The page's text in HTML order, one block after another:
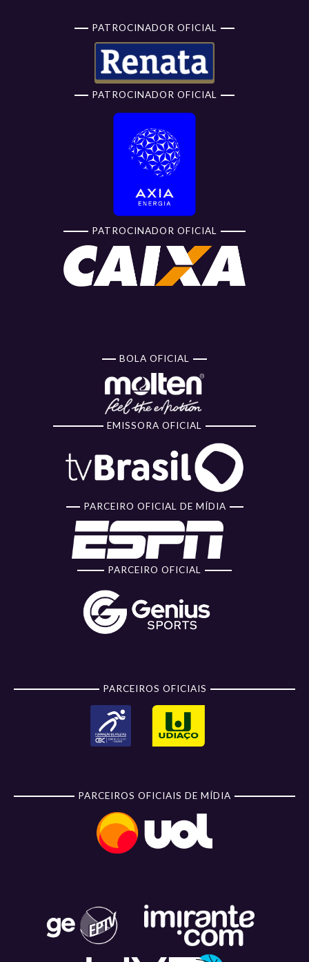
PATROCINADOR OFICIAL
PATROCINADOR OFICIAL
PATROCINADOR OFICIAL
BOLA OFICIAL
EMISSORA OFICIAL
PARCEIRO OFICIAL DE MÍDIA
PARCEIRO OFICIAL
PARCEIROS OFICIAIS
PARCEIROS OFICIAIS DE MÍDIA